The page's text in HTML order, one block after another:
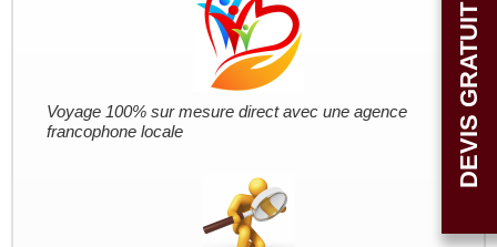
Voyage 100% sur mesure direct avec une agence
francophone locale
DEVIS GRATUIT